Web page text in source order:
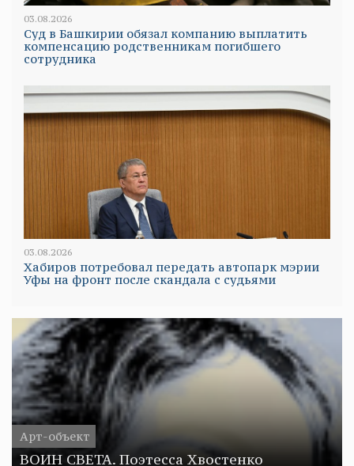
03.08.2026
Суд в Башкирии обязал компанию выплатить
компенсацию родственникам погибшего
сотрудника
03.08.2026
Хабиров потребовал передать автопарк мэрии
Уфы на фронт после скандала с судьями
Арт-объект
ВОИН СВЕТА. Поэтесса Хвостенко